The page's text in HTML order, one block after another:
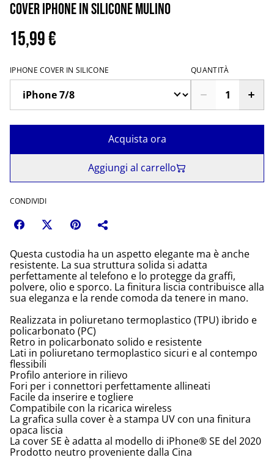
Cover iPhone in silicone Mulino
15,99 €
IPHONE COVER IN SILICONE QUANTITÀ
Acquista ora
Aggiungi al carrello
CONDIVIDI
Questa custodia ha un aspetto elegante ma è anche
resistente. La sua struttura solida si adatta
perfettamente al telefono e lo protegge da graffi,
polvere, olio e sporco. La finitura liscia contribuisce alla
sua eleganza e la rende comoda da tenere in mano.
Realizzata in poliuretano termoplastico (TPU) ibrido e
policarbonato (PC)
Retro in policarbonato solido e resistente
Lati in poliuretano termoplastico sicuri e al contempo
flessibili
Profilo anteriore in rilievo
Fori per i connettori perfettamente allineati
Facile da inserire e togliere
Compatibile con la ricarica wireless
La grafica sulla cover è a stampa UV con una finitura
opaca liscia
La cover SE è adatta al modello di iPhone® SE del 2020
Prodotto neutro proveniente dalla Cina